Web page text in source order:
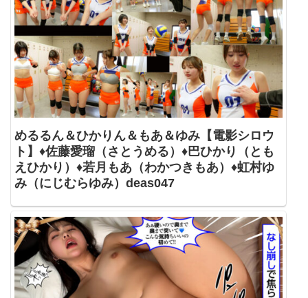
めるるん＆ひかりん＆もあ＆ゆみ【電影シロウ
ト】♦佐藤愛瑠（さとうめる）♦巴ひかり（とも
えひかり）♦若月もあ（わかつきもあ）♦虹村ゆ
み（にじむらゆみ）deas047